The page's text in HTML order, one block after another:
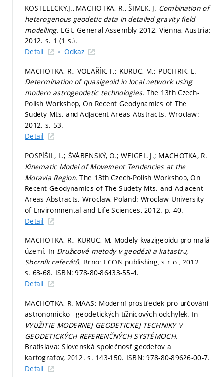
KOSTELECKY,J., MACHOTKA, R., ŠIMEK, J. Combination of
heterogenous geodetic data in detailed gravity field
modelling. EGU General Assembly 2012, Vienna, Austria:
2012. s. 1 (1 s.).
Detail
Odkaz
MACHOTKA, R.; VOLAŘÍK, T.; KURUC, M.; PUCHRIK, L.
Determination of quasigeoid in local network using
modern astrogeodetic technologies. The 13th Czech-
Polish Workshop, On Recent Geodynamics of The
Sudety Mts. and Adjacent Areas Abstracts. Wroclaw:
2012. s. 53.
Detail
POSPÍŠIL, L.; ŠVÁBENSKÝ, O.; WEIGEL, J.; MACHOTKA, R.
Kinematic Model of Movement Tendencies at the
Moravia Region.The 13th Czech-Polish Workshop, On
Recent Geodynamics of The Sudety Mts. and Adjacent
Areas Abstracts. Wroclaw, Poland: Wroclaw University
of Environmental and Life Sciences, 2012. p. 40.
Detail
MACHOTKA, R.; KURUC, M. Modely kvazigeoidu pro malá
území. In Družicové metody v geodézii a katastru,
Sborník referátů. Brno: ECON publishing, s.r.o., 2012.
s. 63-68. ISBN: 978-80-86433-55-4.
Detail
MACHOTKA, R. MAAS: Moderní prostředek pro určování
astronomicko - geodetických tížnicových odchylek. In
VYUŽITIE MODERNEJ GEODETICKEJ TECHNIKY V
GEODETICKÝCH REFERENČNÝCH SYSTÉMOCH.
Bratislava: Slovenská společnosť geodetov a
kartografov, 2012.s. 143-150. ISBN: 978-80-89626-00-7.
Detail